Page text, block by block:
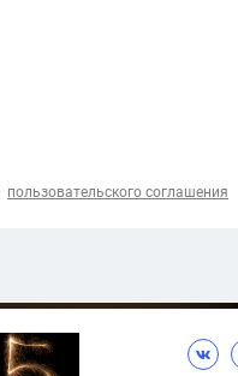
пользовательского соглашения